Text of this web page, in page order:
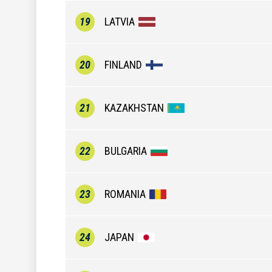
19 LATVIA
20 FINLAND
21 KAZAKHSTAN
22 BULGARIA
23 ROMANIA
24 JAPAN